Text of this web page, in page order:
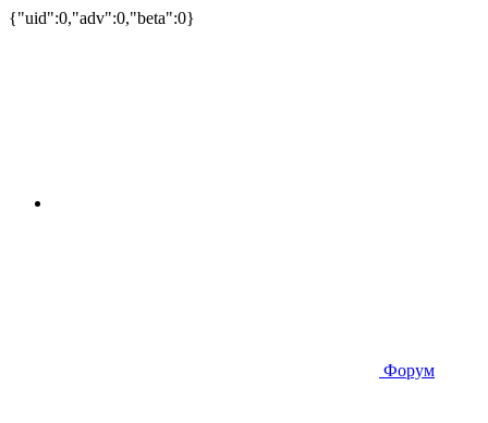
{"uid":0,"adv":0,"beta":0}
Форум